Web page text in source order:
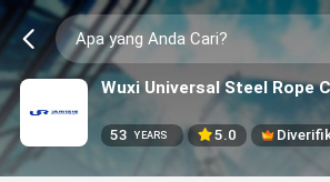
Wuxi Universal Steel Rope
53 YEARS 5.0